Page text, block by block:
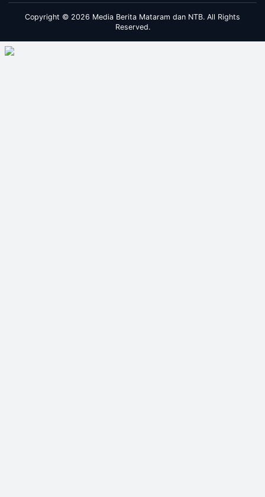
Copyright © 2026 Media Berita Mataram dan NTB. All Rights
Reserved.